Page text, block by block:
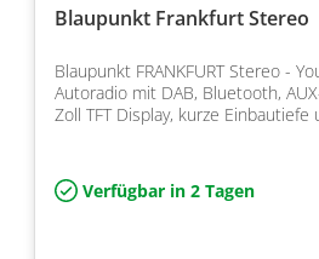
Blaupunkt Frankfurt Stereo
Blaupunkt FRANKFURT Stereo -
Autoradio mit DAB, Bluetooth,
Zoll TFT Display, kurze
Verfügbar in 2 Tagen